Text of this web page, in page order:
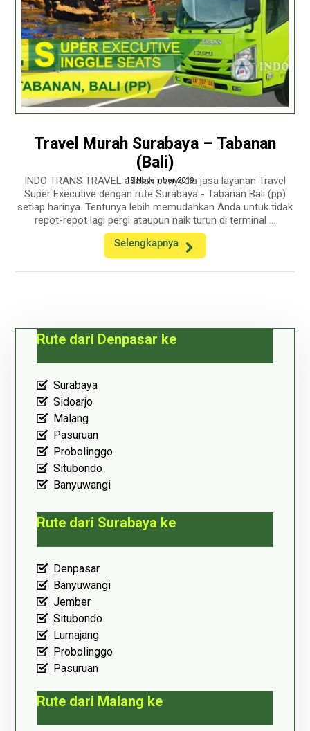
Travel Murah Surabaya – Tabanan
(Bali)
19 November 2019
INDO TRANS TRAVEL adalah penyedia jasa layanan Travel
Super Executive dengan rute Surabaya - Tabanan Bali (pp)
setiap harinya. Tentunya lebih memudahkan Anda untuk tidak
repot-repot lagi pergi ataupun naik turun di terminal ...
Selengkapnya
Rute dari Denpasar ke
Surabaya
Sidoarjo
Malang
Pasuruan
Probolinggo
Situbondo
Banyuwangi
Rute dari Surabaya ke
Denpasar
Banyuwangi
Jember
Situbondo
Lumajang
Probolinggo
Pasuruan
Rute dari Malang ke